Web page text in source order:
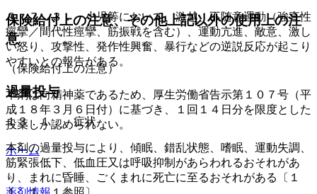
保険給付上の注意、その他上記以外の使用上の注
意
（保険給付上の注意）
本剤は向精神薬であるため、厚生労働省告示第１０７号（平
成１８年３月６日付）に基づき、１回１４日分を限度とした
投薬しか認められない。
ホーム
９．７．３． 小児等において、激越、不随意運動（強直性
痙攣／間代性痙攣、筋振戦を含む）、運動亢進、敵意、激し
い怒り、攻撃性、発作性興奮、暴行などの逆説反応が起こり
やすいとの報告がある。
過量投与
１３．１． 症状
本剤の過量投与により、傾眠、錯乱状態、嗜眠、運動失調、
筋緊張低下、低血圧又は呼吸抑制があらわれるおそれがあ
り、まれに昏睡、ごくまれに死亡に至るおそれがある〔１